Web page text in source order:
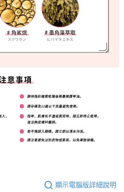
顯示電腦版詳細說明